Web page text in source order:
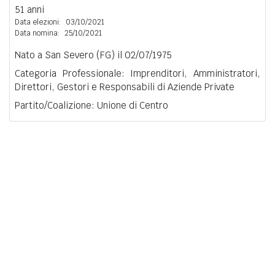
51 anni
Data elezioni:
03/10/2021
Data nomina: 25/10/2021
Nato a San Severo (FG) il 02/07/1975
Categoria Professionale: Imprenditori, Amministratori,
Direttori, Gestori e Responsabili di Aziende Private
Partito/Coalizione: Unione di Centro